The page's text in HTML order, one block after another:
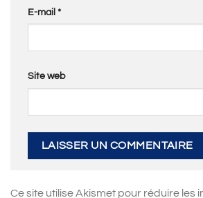
E-mail *
Site web
Ce site utilise Akismet pour réduire les